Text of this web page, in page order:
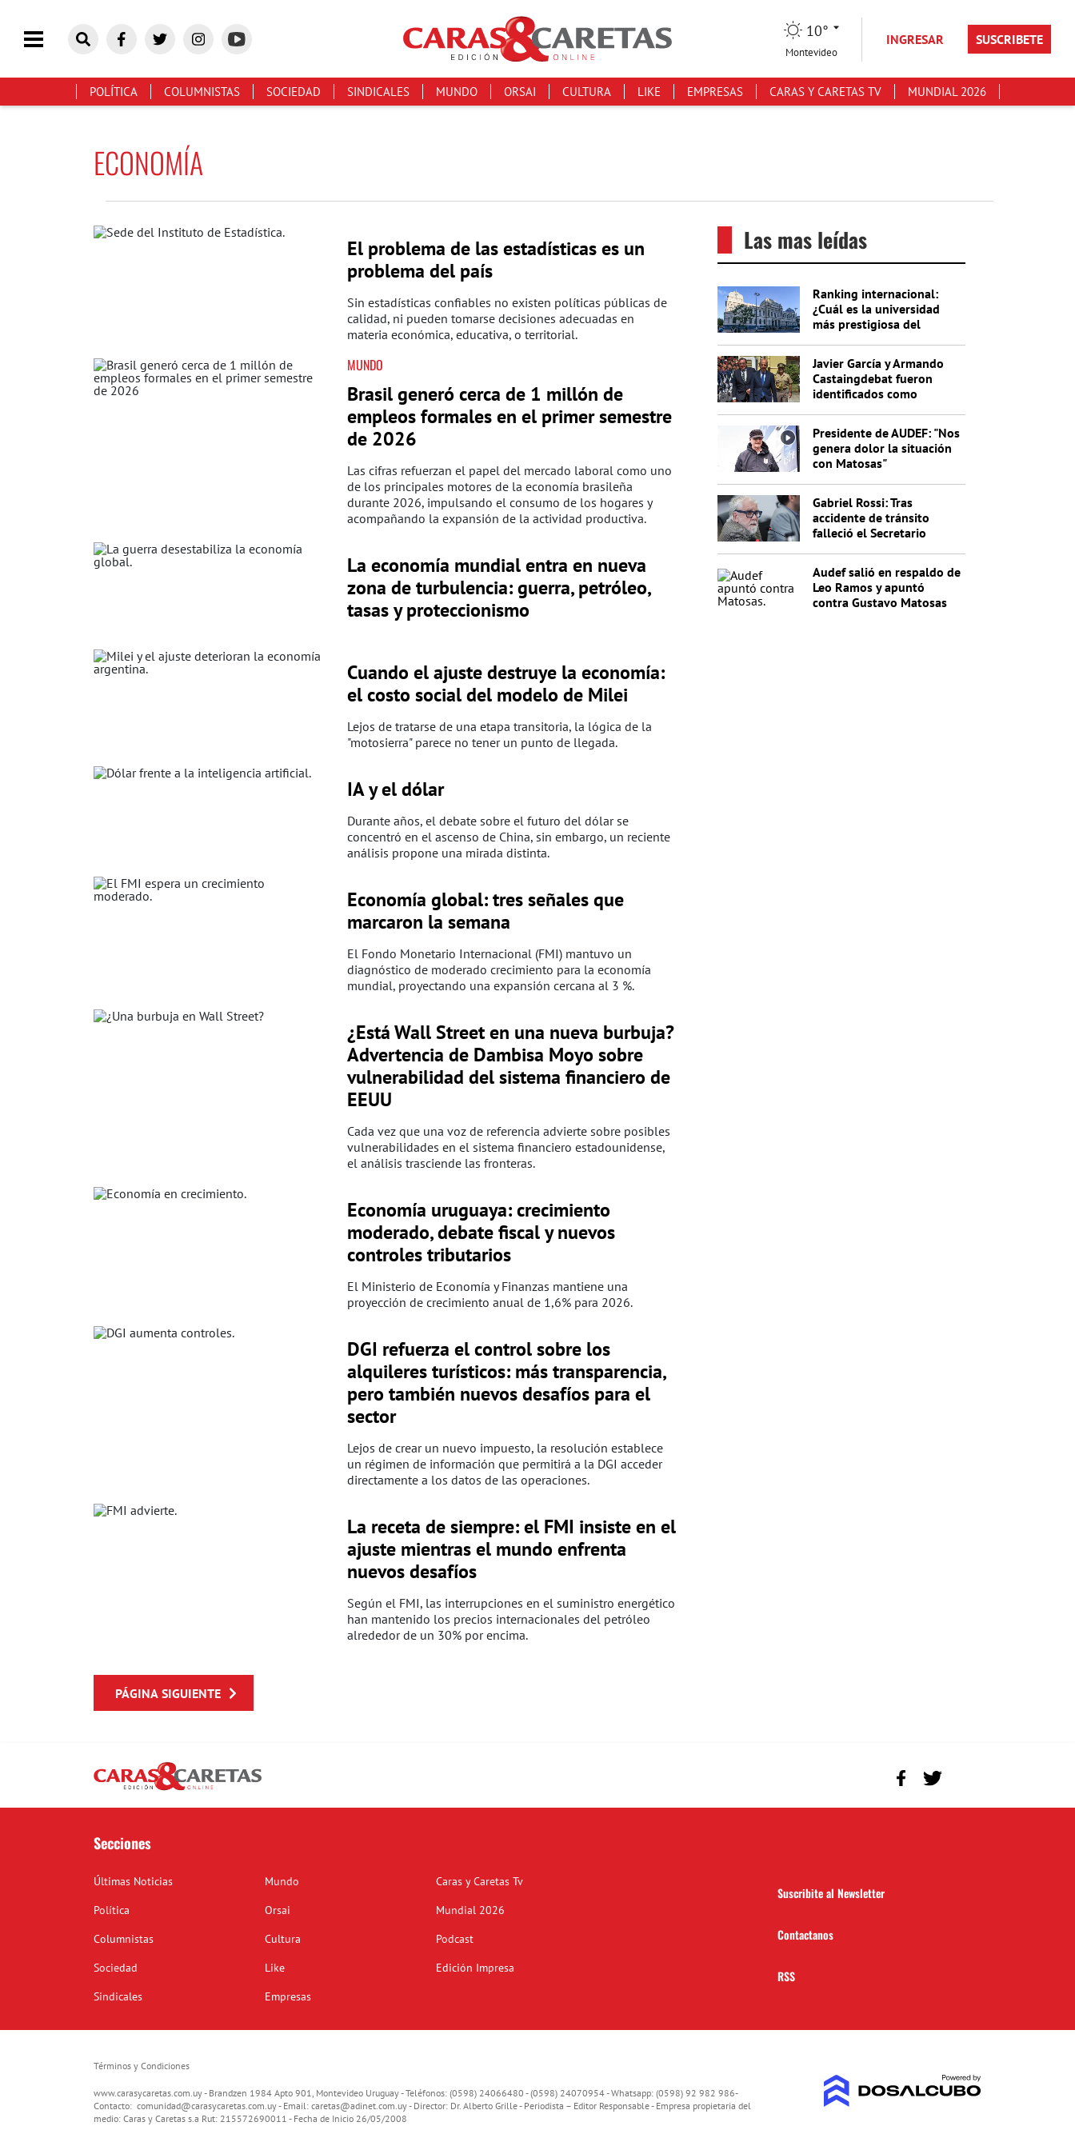
10°
Montevideo
INGRESAR SUSCRIBETE
POLÍTICA COLUMNISTAS SOCIEDAD SINDICALES MUNDO ORSAI CULTURA LIKE EMPRESAS CARAS Y CARETAS TV MUNDIAL 2026
ECONOMÍA
El problema de las estadísticas es un
problema del país
Sin estadísticas confiables no existen políticas públicas de
calidad, ni pueden tomarse decisiones adecuadas en
materia económica, educativa, o territorial.
MUNDO
Brasil generó cerca de 1 millón de
empleos formales en el primer semestre
de 2026
Las cifras refuerzan el papel del mercado laboral como uno
de los principales motores de la economía brasileña
durante 2026, impulsando el consumo de los hogares y
acompañando la expansión de la actividad productiva.
La economía mundial entra en nueva
zona de turbulencia: guerra, petróleo,
tasas y proteccionismo
Cuando el ajuste destruye la economía:
el costo social del modelo de Milei
Lejos de tratarse de una etapa transitoria, la lógica de la
"motosierra" parece no tener un punto de llegada.
IA y el dólar
Durante años, el debate sobre el futuro del dólar se
concentró en el ascenso de China, sin embargo, un reciente
análisis propone una mirada distinta.
Economía global: tres señales que
marcaron la semana
El Fondo Monetario Internacional (FMI) mantuvo un
diagnóstico de moderado crecimiento para la economía
mundial, proyectando una expansión cercana al 3 %.
¿Está Wall Street en una nueva burbuja?
Advertencia de Dambisa Moyo sobre
vulnerabilidad del sistema financiero de
EEUU
Cada vez que una voz de referencia advierte sobre posibles
vulnerabilidades en el sistema financiero estadounidense,
el análisis trasciende las fronteras.
Economía uruguaya: crecimiento
moderado, debate fiscal y nuevos
controles tributarios
El Ministerio de Economía y Finanzas mantiene una
proyección de crecimiento anual de 1,6% para 2026.
DGI refuerza el control sobre los
alquileres turísticos: más transparencia,
pero también nuevos desafíos para el
sector
Lejos de crear un nuevo impuesto, la resolución establece
un régimen de información que permitirá a la DGI acceder
directamente a los datos de las operaciones.
La receta de siempre: el FMI insiste en el
ajuste mientras el mundo enfrenta
nuevos desafíos
Según el FMI, las interrupciones en el suministro energético
han mantenido los precios internacionales del petróleo
alrededor de un 30% por encima.
PÁGINA SIGUIENTE
Las mas leídas
Ranking internacional:
¿Cuál es la universidad
más prestigiosa del
Javier García y Armando
Castaingdebat fueron
identificados como
Presidente de AUDEF: "Nos
genera dolor la situación
con Matosas"
Gabriel Rossi: Tras
accidente de tránsito
falleció el Secretario
Audef salió en respaldo de
Leo Ramos y apuntó
contra Gustavo Matosas
Secciones
Últimas Noticias
Política
Columnistas
Sociedad
Sindicales
Mundo
Orsai
Cultura
Like
Empresas
Caras y Caretas Tv
Mundial 2026
Podcast
Edición Impresa
Suscribite al Newsletter
Contactanos
RSS
Términos y Condiciones
www.carasycaretas.com.uy - Brandzen 1984 Apto 901, Montevideo Uruguay - Teléfonos: (0598) 24066480 - (0598) 24070954 - Whatsapp: (0598) 92 982 986-
Contacto: comunidad@carasycaretas.com.uy- Email: caretas@adinet.com.uy- Director: Dr. Alberto Grille - Periodista – Editor Responsable - Empresa propietaria del
medio: Caras y Caretas s.a Rut: 215572690011 - Fecha de Inicio 26/05/2008